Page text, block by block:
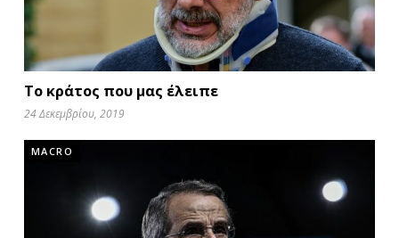
Το κράτος που μας έλειπε
24 Δεκεμβρίου, 2019
MACRO